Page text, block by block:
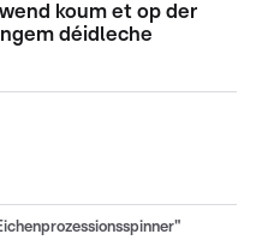
koum et op der
déidleche